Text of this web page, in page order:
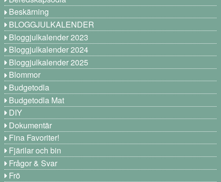
Beskärning
BLOGGJULKALENDER
Bloggjulkalender 2023
Bloggjulkalender 2024
Bloggjulkalender 2025
Blommor
Budgetodla
Budgetodla Mat
DIY
Dokumentär
Fina Favoriter!
Fjärilar och bin
Frågor & Svar
Frö